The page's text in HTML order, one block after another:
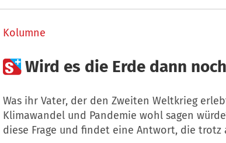
Kolumne
Wird es die Erde dann
Was ihr Vater, der den Zweiten Weltkrieg
Klimawandel und Pandemie wohl sagen
diese Frage und findet eine Antwort, die trotz